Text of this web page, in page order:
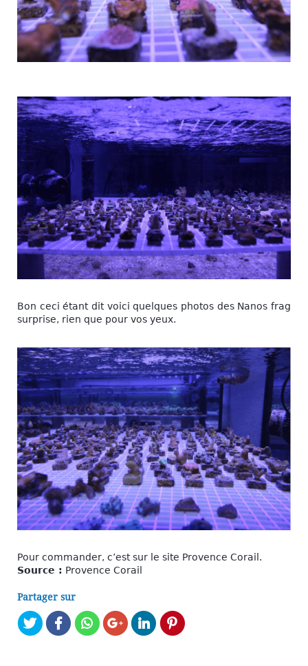
Bon ceci étant dit voici quelques photos des Nanos frag
surprise, rien que pour vos yeux.
Pour commander, c’est sur le site Provence Corail.
Source : Provence Corail
Partager sur